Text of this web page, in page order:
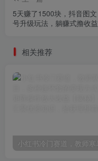
5天赚了1500块，抖音图文
号升级玩法，躺赚式撸收益
相关推荐